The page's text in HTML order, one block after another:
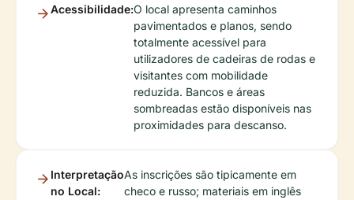
Acessibilidade:O local apresenta caminhos
pavimentados e planos, sendo
totalmente acessível para
utilizadores de cadeiras de rodas e
visitantes com mobilidade
reduzida. Bancos e áreas
sombreadas estão disponíveis nas
proximidades para descanso.
Interpretação
no Local:
As inscrições são tipicamente em
checo e russo; materiais em inglês